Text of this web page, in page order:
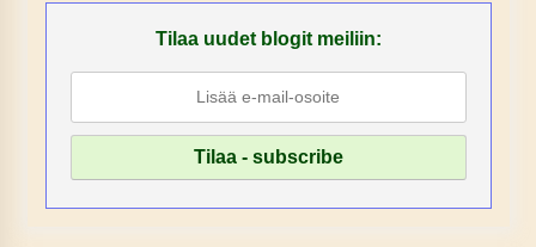
Tilaa uudet blogit meiliin: